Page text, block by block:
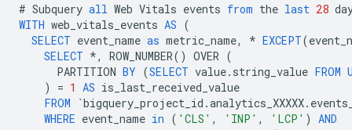
# Subquery all Web Vitals events from the last 28
WITH web_vitals_events AS (
SELECT event_name as metric_name, * EXCEPT(
SELECT *, ROW_NUMBER() OVER (
PARTITION BY (SELECT value. string_value FROM
)
= 1 AS is_last_received_value
FROM
`bigquery_project_id .analytics_XXXXX.
WHERE event_name in ( 'CLS' , 'INP' , 'LCP' )
AND